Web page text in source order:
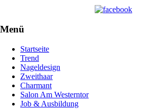
Menü
Startseite
Trend
Nageldesign
Zweithaar
Charmant
Salon Am Westerntor
Job & Ausbildung